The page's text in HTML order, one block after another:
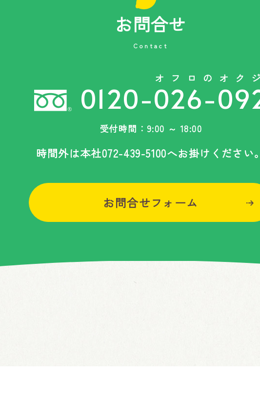
お問合せ
Contact
オフロのオク
0120-026-
受付時間：9:00 ～ 18:00
時間外は本社072-439-5100へお掛けください
お問合せフォーム